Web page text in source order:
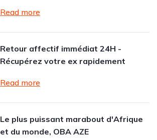
Read more
Retour affectif immédiat 24H -
Récupérez votre ex rapidement
Read more
Le plus puissant marabout d'Afrique
et du monde, OBA AZE